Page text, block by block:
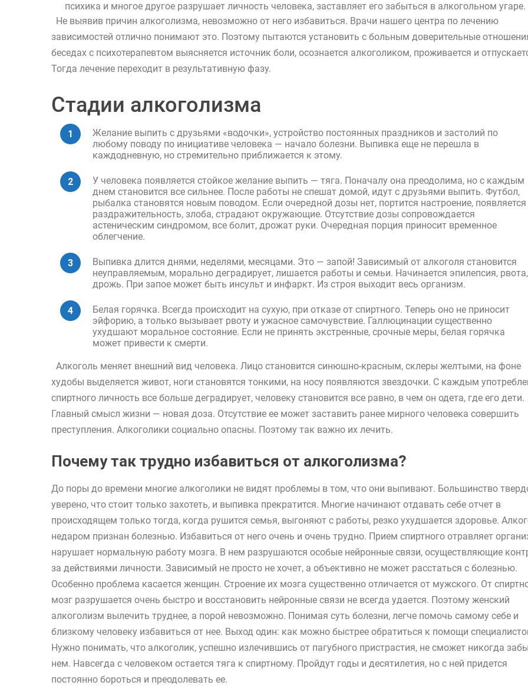
психика и многое другое разрушает личность человека, заставляет его забыться в алкогольном угаре.
Не выявив причин алкоголизма, невозможно от него избавиться. Врачи нашего центра по лечению
зависимостей отлично понимают это. Поэтому пытаются установить с больным доверительные
беседах с психотерапевтом выясняется источник боли, осознается алкоголиком, проживается и
Тогда лечение переходит в результативную фазу.
Стадии алкоголизма
Желание выпить с друзьями «водочки», устройство постоянных праздников и застолий по
любому поводу по инициативе человека — начало болезни. Выпивка еще не перешла в
каждодневную, но стремительно приближается к этому.
У человека появляется стойкое желание выпить — тяга. Поначалу она преодолима, но с каждым
днем становится все сильнее. После работы не спешат домой, идут с друзьями выпить. Футбол,
рыбалка становятся новым поводом. Если очередной дозы нет, портится настроение, появляется
раздражительность, злоба, страдают окружающие. Отсутствие дозы сопровождается
астеническим синдромом, все болит, дрожат руки. Очередная порция приносит временное
облегчение.
Выпивка длится днями, неделями, месяцами. Это — запой! Зависимый от алкоголя становится
неуправляемым, морально деградирует, лишается работы и семьи. Начинается эпилепсия, рвота,
дрожь. При запое может быть инсульт и инфаркт. Из строя выходит весь организм.
Белая горячка. Всегда происходит на сухую, при отказе от спиртного. Теперь оно не приносит
эйфорию, а только вызывает рвоту и ужасное самочувствие. Галлюцинации существенно
ухудшают моральное состояние. Если не принять экстренные, срочные меры, белая горячка
может привести к смерти.
Алкоголь меняет внешний вид человека. Лицо становится синюшно-красным, склеры желтыми, на фоне
худобы выделяется живот, ноги становятся тонкими, на носу появляются звездочки. С каждым
спиртного личность все больше деградирует, человеку становится все равно, в чем он одета, где его дети.
Главный смысл жизни — новая доза. Отсутствие ее может заставить ранее мирного человека совершить
преступления. Алкоголики социально опасны. Поэтому так важно их лечить.
Почему так трудно избавиться от алкоголизма?
До поры до времени многие алкоголики не видят проблемы в том, что они выпивают. Большинство
уверено, что стоит только захотеть, и выпивка прекратится. Многие начинают отдавать себе отчет в
происходящем только тогда, когда рушится семья, выгоняют с работы, резко ухудшается здоровье.
недаром признан болезнью. Избавиться от него очень и очень трудно. Прием спиртного отравляет
нарушает нормальную работу мозга. В нем разрушаются особые нейронные связи, осуществляющие
за действиями личности. Зависимый не просто не хочет, а объективно не может расстаться с болезнью.
Особенно проблема касается женщин. Строение их мозга существенно отличается от мужского. От
мозг разрушается очень быстро и восстановить нейронные связи не всегда удается. Поэтому женский
алкоголизм вылечить труднее, а порой невозможно. Понимая суть болезни, легче помочь самому себе и
близкому человеку избавиться от нее. Выход один: как можно быстрее обратиться к помощи
Нужно понимать, что алкоголик, успешно излечившись от пагубного пристрастия, не сможет никогда
нем. Навсегда с человеком остается тяга к спиртному. Пройдут годы и десятилетия, но с ней придется
постоянно бороться и преодолевать ее.